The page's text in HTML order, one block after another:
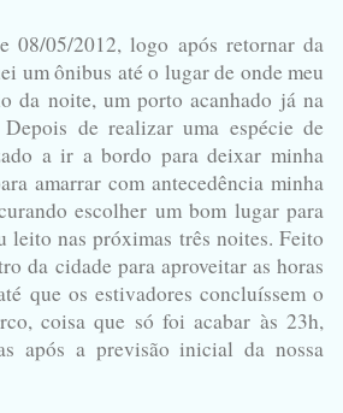
08/05/2012, logo após retornar da
um ônibus até o lugar de onde meu
da noite, um porto acanhado já na
de realizar uma espécie de
a ir a bordo para deixar minha
amarrar com antecedência minha
escolher um bom lugar para
leito nas próximas três noites. Feito
da cidade para aproveitar as horas
que os estivadores concluíssem o
coisa que só foi acabar às 23h,
após a previsão inicial da nossa